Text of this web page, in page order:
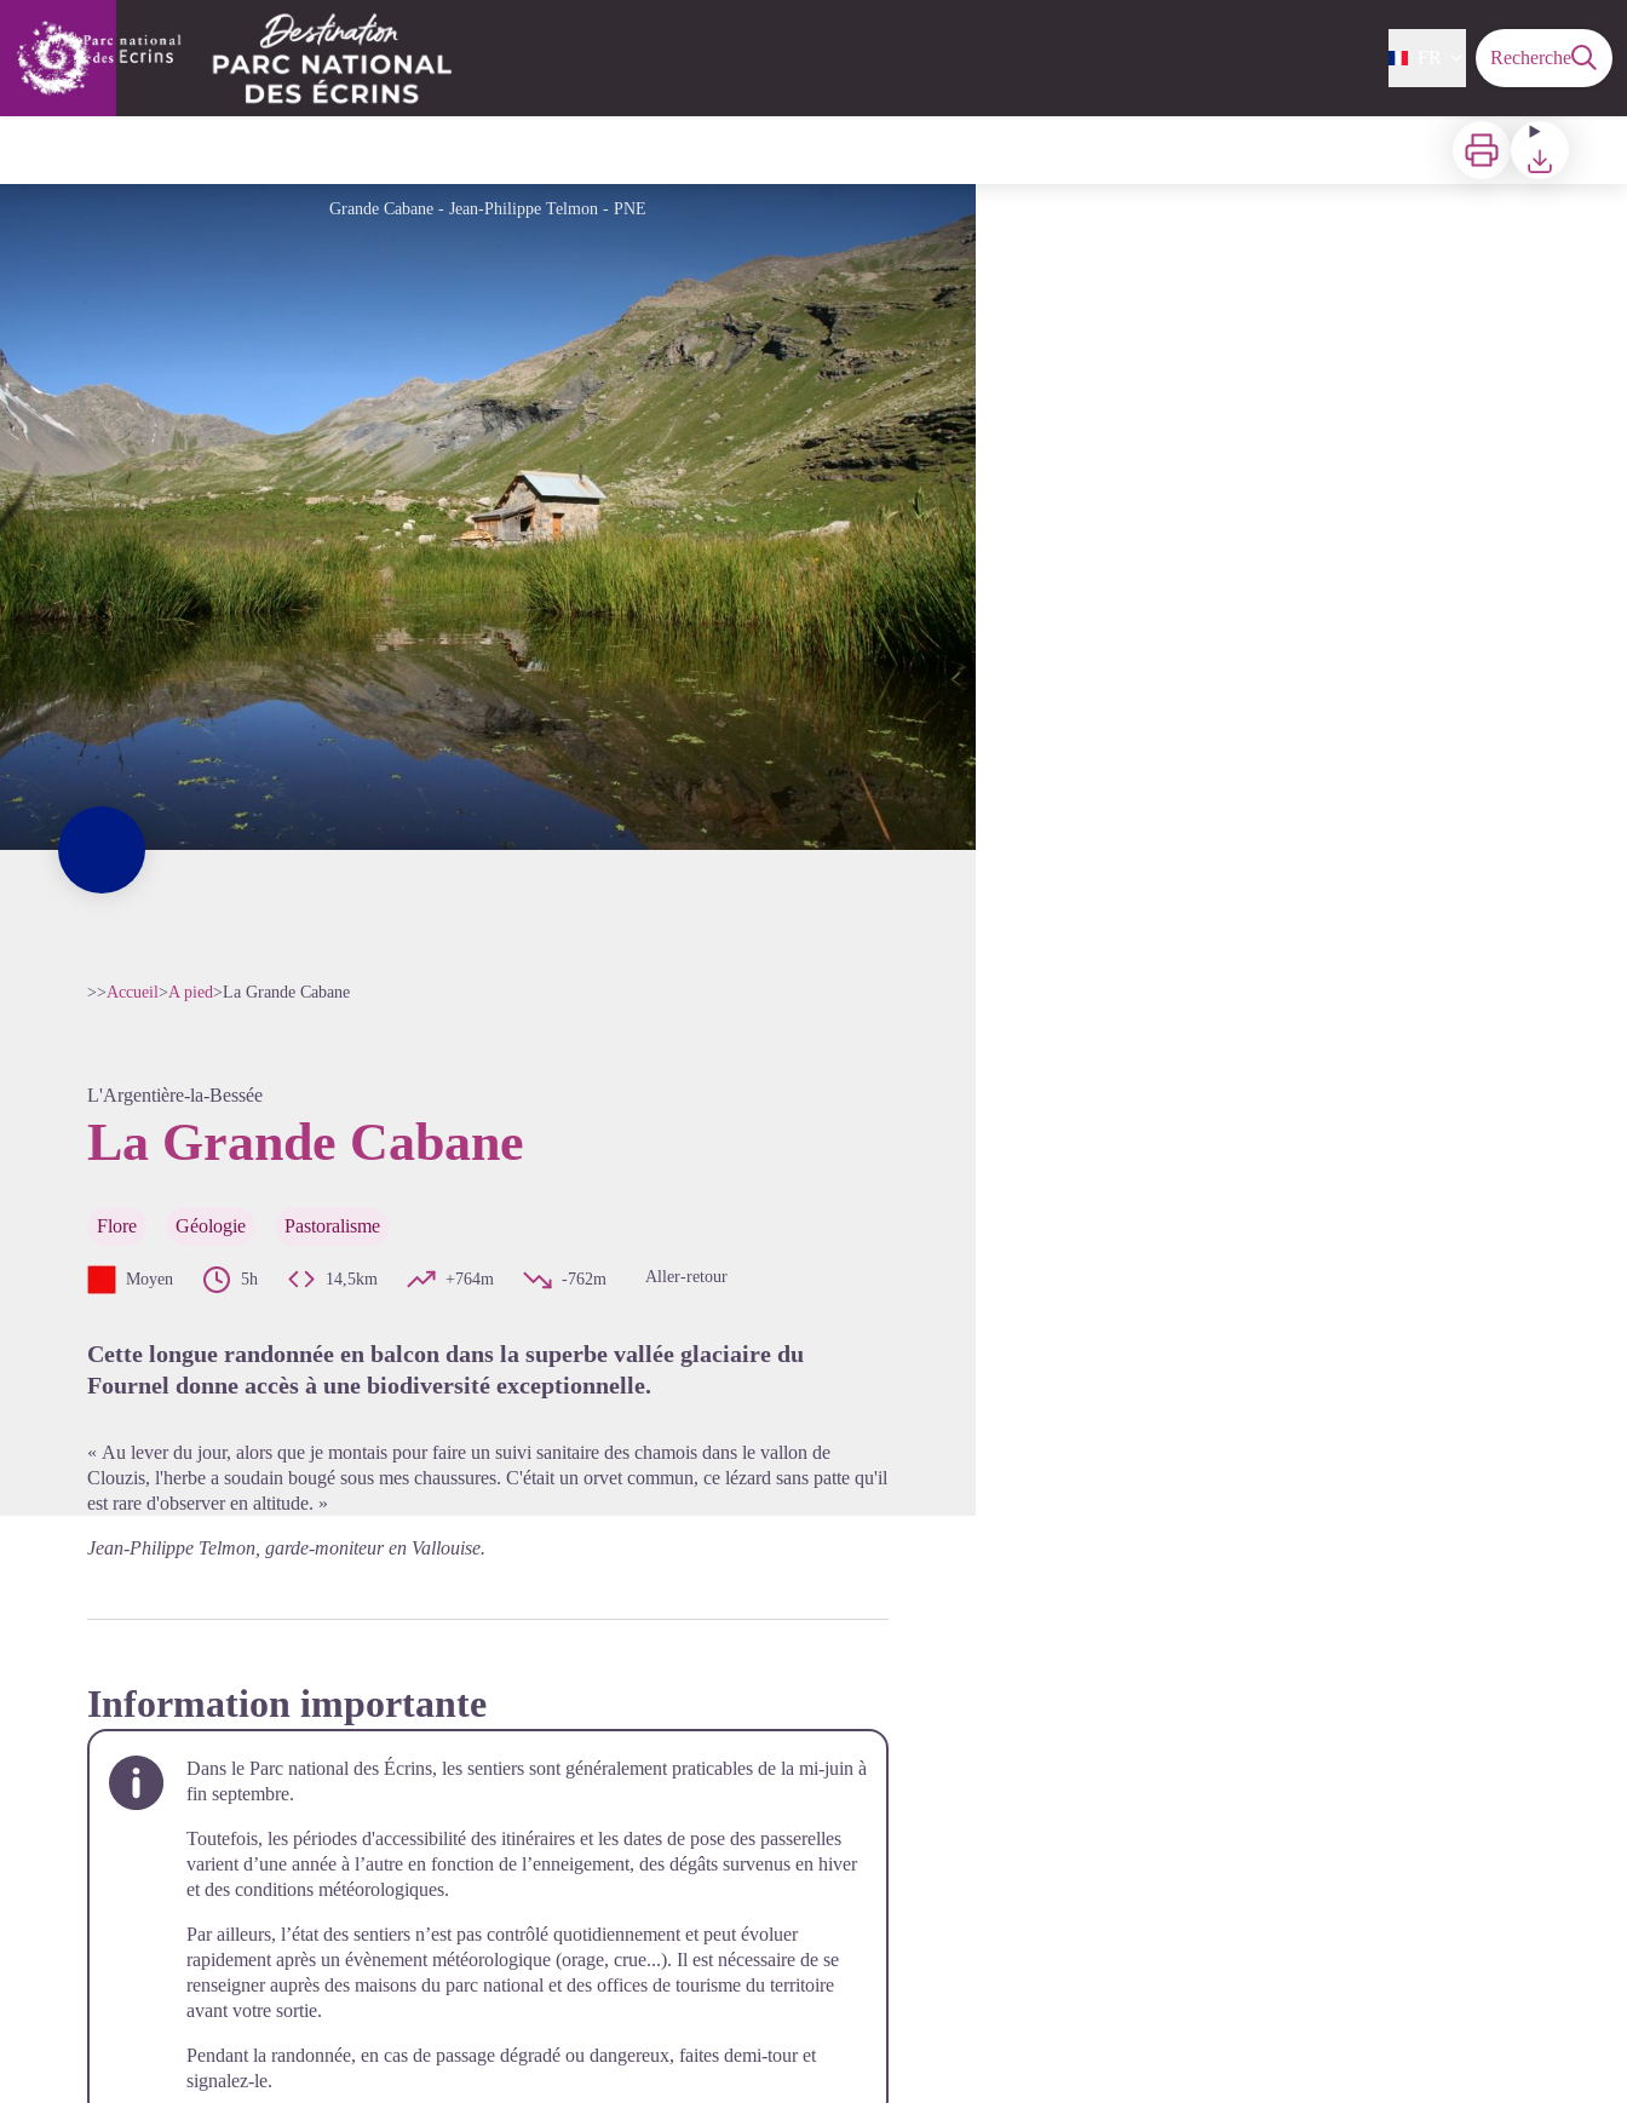
Recherche
Imprimer Télécharger
Grande Cabane - Jean-Philippe Telmon - PNE
>>Accueil>A pied>La Grande Cabane
L'Argentière-la-Bessée
La Grande Cabane
Flore Géologie Pastoralisme
Moyen 5h 14,5km +764m -762m Aller-retour
Cette longue randonnée en balcon dans la superbe vallée glaciaire du
Fournel donne accès à une biodiversité exceptionnelle.
« Au lever du jour, alors que je montais pour faire un suivi sanitaire des chamois dans le vallon de
Clouzis, l'herbe a soudain bougé sous mes chaussures. C'était un orvet commun, ce lézard sans patte qu'il
est rare d'observer en altitude. »
Jean-Philippe Telmon, garde-moniteur en Vallouise.
Information importante
Dans le Parc national des Écrins, les sentiers sont généralement praticables de la mi-juin à
fin septembre.
Toutefois, les périodes d'accessibilité des itinéraires et les dates de pose des passerelles
varient d’une année à l’autre en fonction de l’enneigement, des dégâts survenus en hiver
et des conditions météorologiques.
Par ailleurs, l’état des sentiers n’est pas contrôlé quotidiennement et peut évoluer
rapidement après un évènement météorologique (orage, crue...). Il est nécessaire de se
renseigner auprès des maisons du parc national et des offices de tourisme du territoire
avant votre sortie.
Pendant la randonnée, en cas de passage dégradé ou dangereux, faites demi-tour et
signalez-le.